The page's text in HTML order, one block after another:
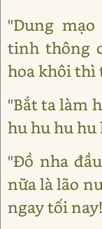
"Dung
tinh thông
hoa khôi thì
"Bắt ta làm
hu hu hu hu
"Đồ nha
nữa là lão
ngay tối